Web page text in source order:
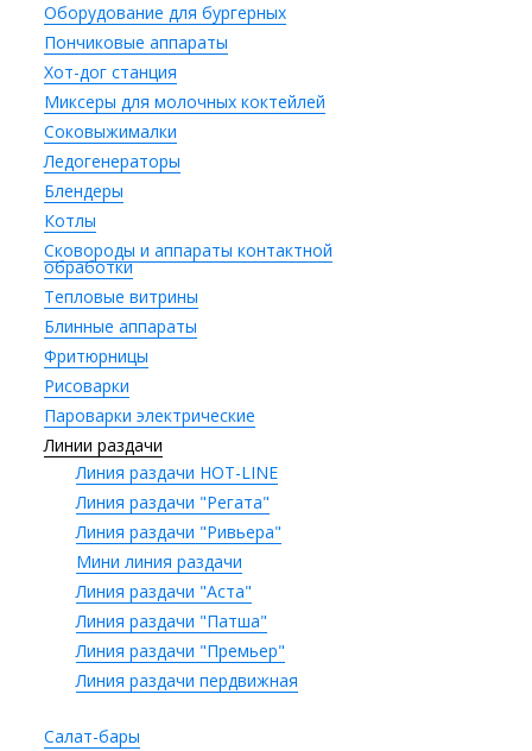
Оборудование для бургерных
Пончиковые аппараты
Хот-дог станция
Миксеры для молочных коктейлей
Соковыжималки
Ледогенераторы
Блендеры
Котлы
Сковороды и аппараты контактной
обработки
Тепловые витрины
Блинные аппараты
Фритюрницы
Рисоварки
Пароварки электрические
Линии раздачи
Линия раздачи HOT-LINE
Линия раздачи "Регата"
Линия раздачи "Ривьера"
Мини линия раздачи
Линия раздачи "Аста"
Линия раздачи "Патша"
Линия раздачи "Премьер"
Линия раздачи пердвижная
Салат-бары